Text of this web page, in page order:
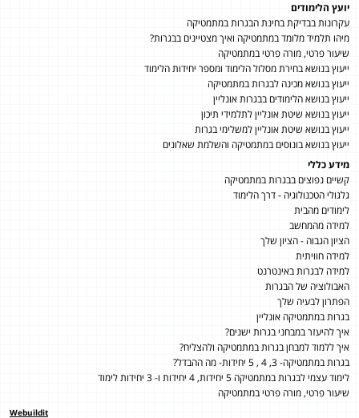
יועץ הלימודים
עקרונות בבדיקת בחינת הבגרות במתמטיקה
מיהו תלמיד מלומד במתמטיקה ואיך מצטיינים בבגרות?
שיעור פרטי, מורה פרטי במתמטיקה
ייעוץ בנושא בחירת מסלול הלימוד ומספר יחידות הלימוד
ייעוץ בנושא מכינה לבגרות במתמטיקה
ייעוץ בנושא הלימודים בבגרות אונליין
ייעוץ בנושא שיטת אונליין לתלמידי תיכון
ייעוץ בנושא שיטת אונליין למשלימי בגרות
ייעוץ בנושא בונוסים במתמטיקה והשלמת שאלונים
מידע כללי
קשיים נפוצים בבגרות במתמטיקה
גלגולי הטכנולוגיה - דרך הלימוד
לימודים מהבית
למידה מהמחשב
הציון הגבוה - הציון שלך
למידה חוויתית
למידה לבגרות באינטרנט
האבולוציה של הבגרות
הפתרון לבעיה שלך
בגרות במתמטיקה אונליין
איך להיעזר במבחני בגרות ישנים?
איך ללמוד למבחן בגרות במתמטיקה ולהצליח?
בגרות במתמטיקה- 3, 4 , 5 יחידות- מה ההבדל?
לימוד עצמי לבגרות במתמטיקה 5 יחידות, 4 יחידות ו- 3 יחידות לימוד
שיעור פרטי, מורה פרטי במתמטיקה
Webuildit